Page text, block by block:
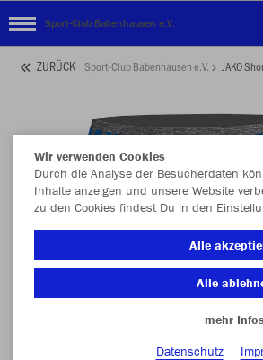
Sport-Club Babenhausen e.V.
ZURÜCK Sport-Club Babenhausen e.V. JAKO
Wir verwenden Cookies
Durch die Analyse der Besucherdaten
Inhalte anzeigen und unsere Website
zu den Cookies findest Du in den
Alle
Alle
mehr
Datenschutz